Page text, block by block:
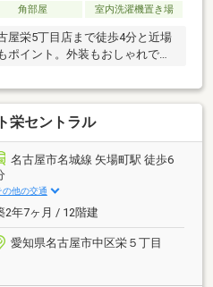
角部屋 室内洗濯機置き場
栄5丁目店まで徒歩4分と近場
ポイント。外装もおしゃれで快
栄セントラル
名古屋市名城線 矢場町駅 徒歩6
の他の交通
2年7ヶ月 / 12階建
愛知県名古屋市中区栄５丁目